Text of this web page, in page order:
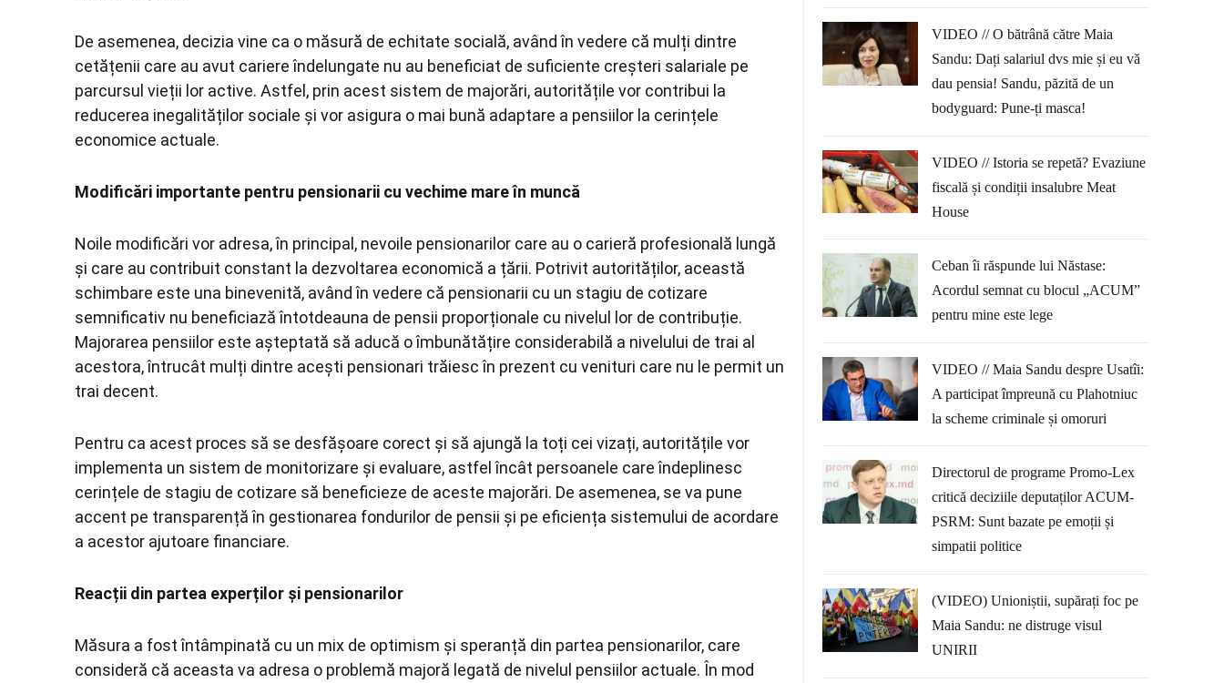
De asemenea, decizia vine ca o măsură de echitate socială, având în vedere că mulți dintre
cetățenii care au avut cariere îndelungate nu au beneficiat de suficiente creșteri salariale pe
parcursul vieții lor active. Astfel, prin acest sistem de majorări, autoritățile vor contribui la
reducerea inegalităților sociale și vor asigura o mai bună adaptare a pensiilor la cerințele
economice actuale.
Modificări importante pentru pensionarii cu vechime mare în muncă
Noile modificări vor adresa, în principal, nevoile pensionarilor care au o carieră profesională lungă
și care au contribuit constant la dezvoltarea economică a țării. Potrivit autorităților, această
schimbare este una binevenită, având în vedere că pensionarii cu un stagiu de cotizare
semnificativ nu beneficiază întotdeauna de pensii proporționale cu nivelul lor de contribuție.
Majorarea pensiilor este așteptată să aducă o îmbunătățire considerabilă a nivelului de trai al
acestora, întrucât mulți dintre acești pensionari trăiesc în prezent cu venituri care nu le permit un
trai decent.
Pentru ca acest proces să se desfășoare corect și să ajungă la toți cei vizați, autoritățile vor
implementa un sistem de monitorizare și evaluare, astfel încât persoanele care îndeplinesc
cerințele de stagiu de cotizare să beneficieze de aceste majorări. De asemenea, se va pune
accent pe transparență în gestionarea fondurilor de pensii și pe eficiența sistemului de acordare
a acestor ajutoare financiare.
Reacții din partea experților și pensionarilor
Măsura a fost întâmpinată cu un mix de optimism și speranță din partea pensionarilor, care
consideră că aceasta va adresa o problemă majoră legată de nivelul pensiilor actuale. În mod
VIDEO // O bătrână către Maia
Sandu: Dați salariul dvs mie și eu vă
dau pensia! Sandu, păzită de un
bodyguard: Pune-ți masca!
VIDEO // Istoria se repetă? Evaziune
fiscală și condiții insalubre Meat
House
Ceban îi răspunde lui Năstase:
Acordul semnat cu blocul „ACUM”
pentru mine este lege
VIDEO // Maia Sandu despre Usatîi:
A participat împreună cu Plahotniuc
la scheme criminale și omoruri
Directorul de programe Promo-Lex
critică deciziile deputaților ACUM-
PSRM: Sunt bazate pe emoții și
simpatii politice
(VIDEO) Unioniștii, supărați foc pe
Maia Sandu: ne distruge visul
UNIRII